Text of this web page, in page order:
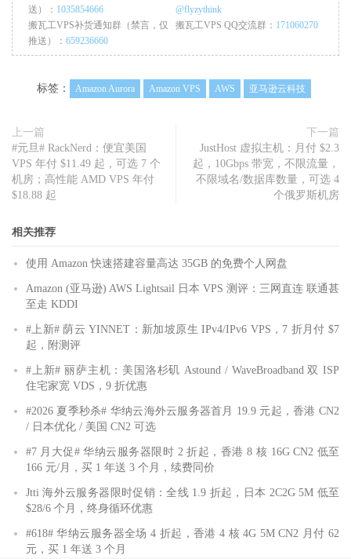
送）： 1035854666
@flyzythink
搬瓦工VPS补货通知群（禁言，仅
推送）： 659236660
搬瓦工VPS QQ交流群： 171060270
标签： Amazon Aurora Amazon VPS AWS 亚马逊云科技
上一篇
#元旦# RackNerd：便宜美国
VPS 年付 $11.49 起，可选 7 个
机房；高性能 AMD VPS 年付
$18.88 起
下一篇
JustHost 虚拟主机：月付 $2.3
起，10Gbps 带宽，不限流量，
不限域名/数据库数量，可选 4
个俄罗斯机房
相关推荐
使用 Amazon 快速搭建容量高达 35GB 的免费个人网盘
Amazon (亚马逊) AWS Lightsail 日本 VPS 测评：三网直连 联通甚
至走 KDDI
#上新# 荫云 YINNET：新加坡原生 IPv4/IPv6 VPS，7 折月付 $7
起，附测评
#上新# 丽萨主机：美国洛杉矶 Astound / WaveBroadband 双 ISP
住宅家宽 VDS，9 折优惠
#2026 夏季秒杀# 华纳云海外云服务器首月 19.9 元起，香港 CN2
/ 日本优化 / 美国 CN2 可选
#7 月大促# 华纳云服务器限时 2 折起，香港 8 核 16G CN2 低至
166 元/月，买 1 年送 3 个月，续费同价
Jtti 海外云服务器限时促销：全线 1.9 折起，日本 2C2G 5M 低至
$28/6 个月，终身循环优惠
#618# 华纳云服务器全场 4 折起，香港 4 核 4G 5M CN2 月付 62
元，买 1 年送 3 个月